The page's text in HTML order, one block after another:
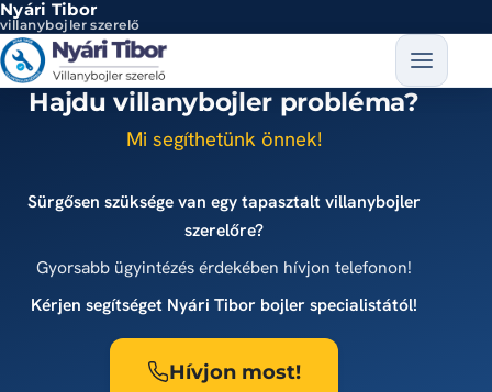
Ugrás a tartalomra
Nyári Tibor
villanybojler szerelő
Hajdu villanybojler probléma?
Mi segíthetünk önnek!
Sürgősen szüksége van egy tapasztalt villanybojler
szerelőre?
Gyorsabb ügyintézés érdekében hívjon telefonon!
Kérjen segítséget Nyári Tibor bojler specialistától!
Hívjon most!